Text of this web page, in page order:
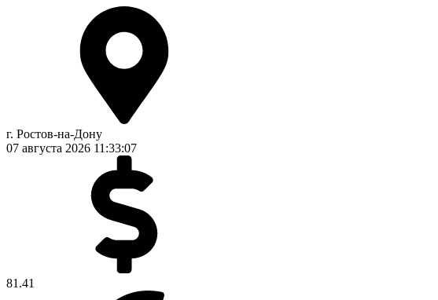
г. Ростов-на-Дону
07 августа 2026 11:33:08
81.41